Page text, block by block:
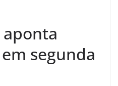
aponta
segunda